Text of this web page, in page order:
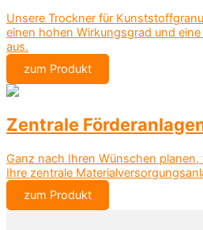
Unsere Trockner für
einen hohen Wirkungsgrad und
aus.
zum Produkt
Zentrale
Ganz nach Ihren Wünschen
Ihre zentrale
zum Produkt